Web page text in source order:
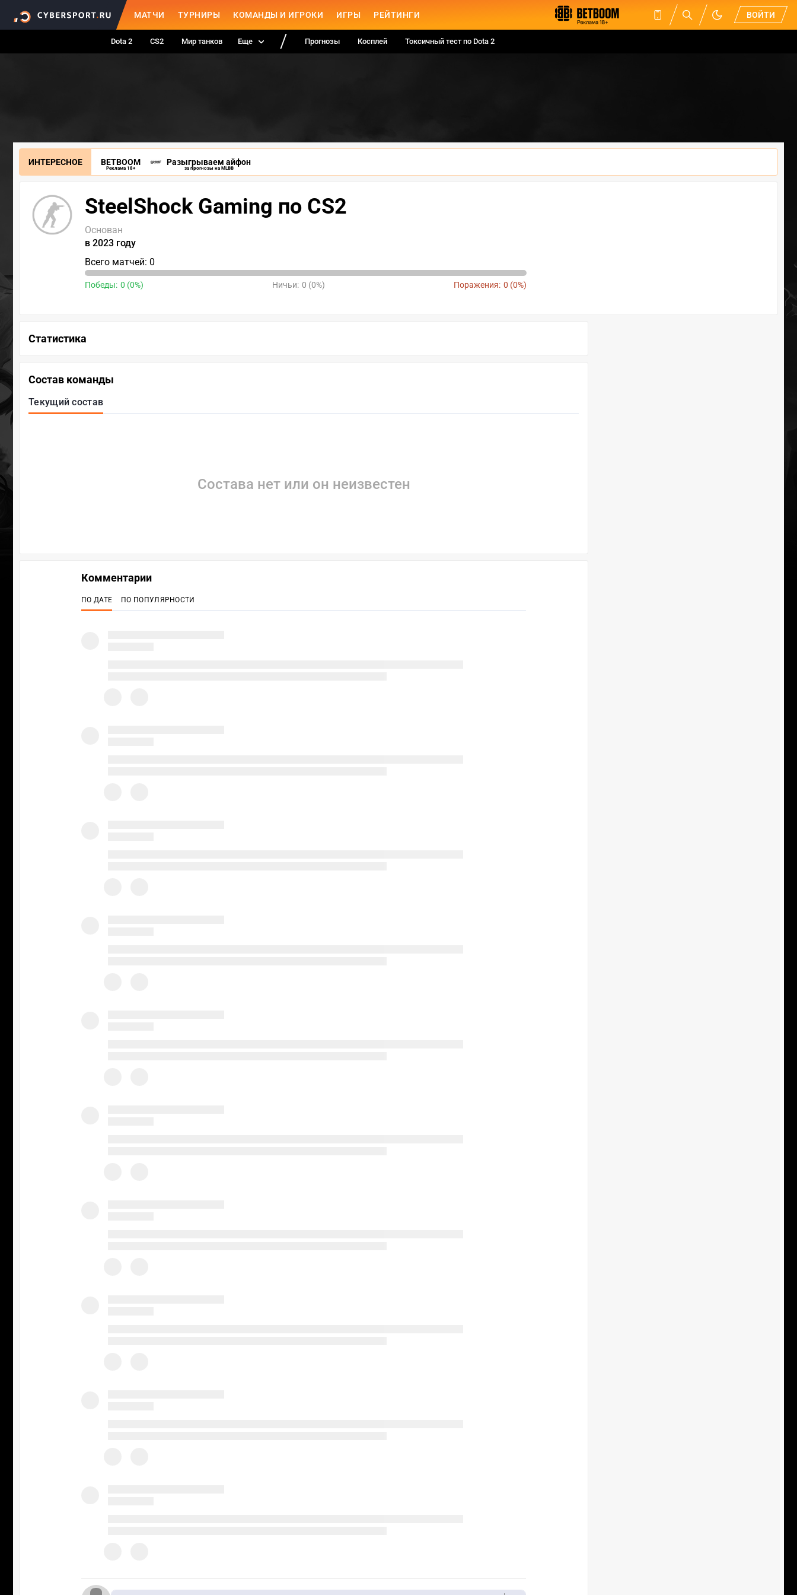
МАТЧИ ТУРНИРЫ КОМАНДЫ И ИГРОКИ ИГРЫ РЕЙТИНГИ ВОЙТИ
Dota 2 CS2 Мир танков Еще Прогнозы Косплей Токсичный тест по Dota 2
ИНТЕРЕСНОЕ BETBOOM
Реклама 18+
Разыгрываем айфон
за прогнозы на MLBB
SteelShock Gaming по CS2
Основан
в 2023 году
Всего матчей: 0
Победы: 0 (0%) Ничьи: 0 (0%) Поражения: 0 (0%)
Статистика
Состав команды
Текущий состав
Состава нет или он неизвестен
Комментарии
ПО ДАТЕ ПО ПОПУЛЯРНОСТИ